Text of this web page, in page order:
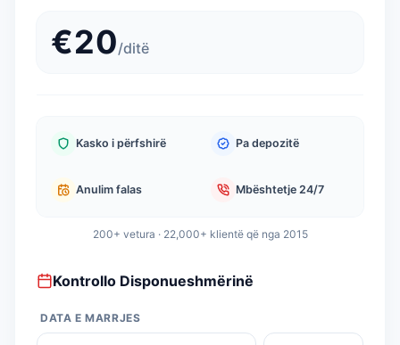
€20/ditë
Kasko i përfshirë Pa depozitë
Anulim falas Mbështetje 24/7
200+ vetura · 22,000+ klientë që nga 2015
Kontrollo Disponueshmërinë
DATA E MARRJES